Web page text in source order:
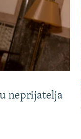
neprijatelja